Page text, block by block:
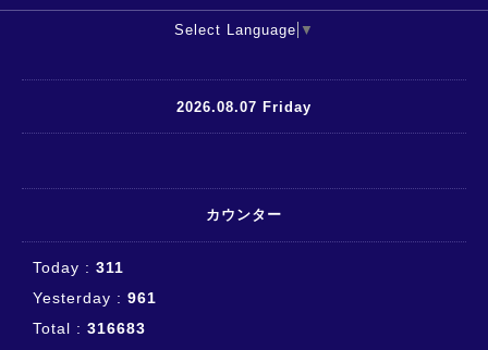
Select Language ▼
2026.08.07 Friday
カウンター
Today : 311
Yesterday : 961
Total : 316683